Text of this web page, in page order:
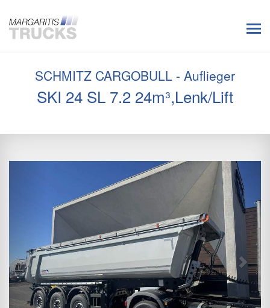
SCHMITZ CARGOBULL - Auflieger
SKI 24 SL 7.2 24m³,Lenk/Lift